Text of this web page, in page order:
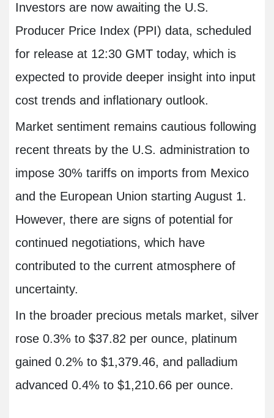
Investors are now awaiting the U.S.
Producer Price Index (PPI) data, scheduled
for release at 12:30 GMT today, which is
expected to provide deeper insight into input
cost trends and inflationary outlook.
Market sentiment remains cautious following
recent threats by the U.S. administration to
impose 30% tariffs on imports from Mexico
and the European Union starting August 1.
However, there are signs of potential for
continued negotiations, which have
contributed to the current atmosphere of
uncertainty.
In the broader precious metals market, silver
rose 0.3% to $37.82 per ounce, platinum
gained 0.2% to $1,379.46, and palladium
advanced 0.4% to $1,210.66 per ounce.